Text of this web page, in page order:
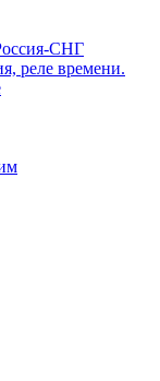
СНГ
реле времени.